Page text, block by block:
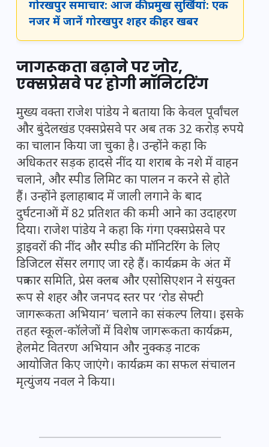
गोरखपुर समाचार: आज की प्रमुख सुर्खियां: एक
नजर में जानें गोरखपुर शहर की हर खबर
जागरूकता बढ़ाने पर जोर,
एक्सप्रेसवे पर होगी मॉनिटरिंग
मुख्य वक्ता राजेश पांडेय ने बताया कि केवल पूर्वांचल
और बुंदेलखंड एक्सप्रेसवे पर अब तक 32 करोड़ रुपये
का चालान किया जा चुका है। उन्होंने कहा कि
अधिकतर सड़क हादसे नींद या शराब के नशे में वाहन
चलाने, और स्पीड लिमिट का पालन न करने से होते
हैं। उन्होंने इलाहाबाद में जाली लगाने के बाद
दुर्घटनाओं में 82 प्रतिशत की कमी आने का उदाहरण
दिया। राजेश पांडेय ने कहा कि गंगा एक्सप्रेसवे पर
ड्राइवरों की नींद और स्पीड की मॉनिटरिंग के लिए
डिजिटल सेंसर लगाए जा रहे हैं। कार्यक्रम के अंत में
पत्रकार समिति, प्रेस क्लब और एसोसिएशन ने संयुक्त
रूप से शहर और जनपद स्तर पर ‘रोड सेफ्टी
जागरूकता अभियान’ चलाने का संकल्प लिया। इसके
तहत स्कूल-कॉलेजों में विशेष जागरूकता कार्यक्रम,
हेलमेट वितरण अभियान और नुक्कड़ नाटक
आयोजित किए जाएंगे। कार्यक्रम का सफल संचालन
मृत्युंजय नवल ने किया।